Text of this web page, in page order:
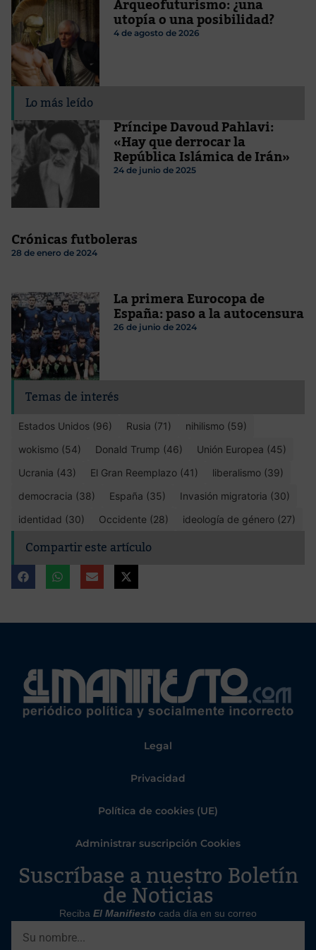
utopía o una posibilidad?
4 de agosto de 2026
Lo más leído
Príncipe Davoud Pahlavi:
«Hay que derrocar la
República Islámica de Irán»
24 de junio de 2025
Crónicas futboleras
28 de enero de 2024
La primera Eurocopa de
España: paso a la autocensura
26 de junio de 2024
Temas de interés
Estados Unidos (96) Rusia (71)
nihilismo (59)
wokismo (54)
Donald Trump (46)
Unión Europea (45)
Ucrania (43)
El Gran Reemplazo (41)
liberalismo (39)
democracia (38)
España (35)
Invasión migratoria (30)
identidad (30)
Occidente (28) ideología de género (27)
Compartir este artículo
Legal
Privacidad
Política de cookies (UE)
Administrar suscripción Cookies
Suscríbase a nuestro Boletín
de Noticias
Reciba El Manifiesto cada día en su correo